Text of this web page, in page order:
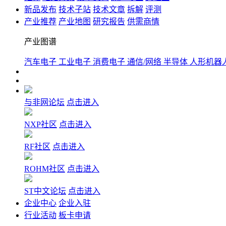
新品发布 技术子站 技术文章 拆解 评测
产业推荐 产业地图 研究报告 供需商情
产业图谱
汽车电子 工业电子 消费电子 通信/网络 半导体 人形机器
与非网论坛 点击进入
NXP社区 点击进入
RF社区 点击进入
ROHM社区 点击进入
ST中文论坛 点击进入
企业中心 企业入驻
行业活动 板卡申请